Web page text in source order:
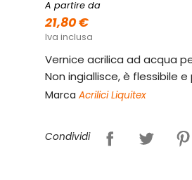
A partire da
21,80 €
Iva inclusa
Vernice acrilica ad acqua
Non ingiallisce, è flessibile
Marca Acrilici Liquitex
Condividi